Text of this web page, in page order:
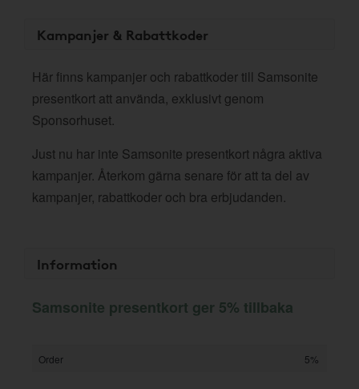
Kampanjer & Rabattkoder
Här finns kampanjer och rabattkoder till Samsonite
presentkort att använda, exklusivt genom
Sponsorhuset.
Just nu har inte Samsonite presentkort några aktiva
kampanjer. Återkom gärna senare för att ta del av
kampanjer, rabattkoder och bra erbjudanden.
Information
Samsonite presentkort ger 5% tillbaka
Order 5%